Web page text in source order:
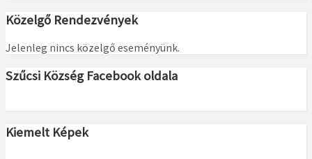
Közelgő Rendezvények
Jelenleg nincs közelgő eseményünk.
Szűcsi Község Facebook oldala
Kiemelt Képek